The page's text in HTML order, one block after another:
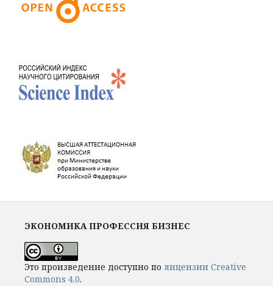
ЭКОНОМИКА ПРОФЕССИЯ БИЗНЕС
Это произведение доступно по лицензии Creative
Commons 4.0.